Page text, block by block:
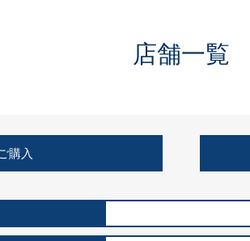
抗ウイルス・抗菌製品
LinkedIn
住宅使用部材標準化推進協議会
店舗一覧
購入